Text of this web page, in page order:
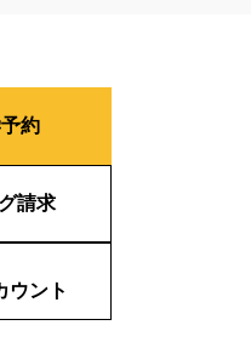
約
請求
ウント